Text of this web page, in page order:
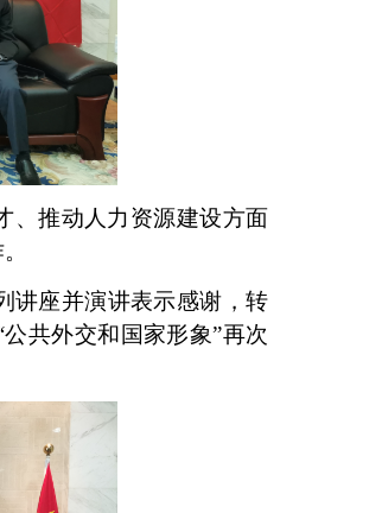
、推动人力资源建设方面
讲座并演讲表示感谢，转
共外交和国家形象”再次